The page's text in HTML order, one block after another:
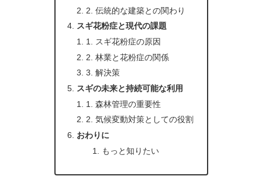
2. 伝統的な建築との関わり
スギ花粉症と現代の課題
1. スギ花粉症の原因
2. 林業と花粉症の関係
3. 解決策
スギの未来と持続可能な利用
1. 森林管理の重要性
2. 気候変動対策としての役割
おわりに
もっと知りたい